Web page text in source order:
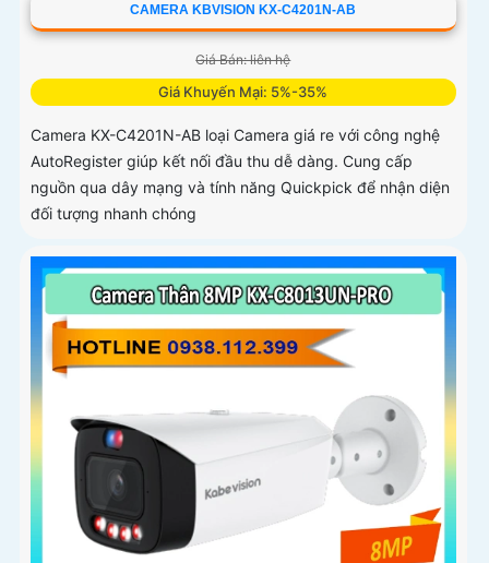
CAMERA KBVISION KX-C4201N-AB
Giá Bán: liên hệ
Giá Khuyến Mại: 5%-35%
Camera KX-C4201N-AB loại Camera giá re với công nghệ
AutoRegister giúp kết nối đầu thu dễ dàng. Cung cấp
nguồn qua dây mạng và tính năng Quickpick để nhận diện
đối tượng nhanh chóng